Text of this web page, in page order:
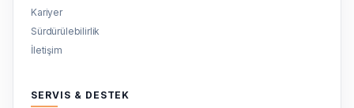
Kariyer
Sürdürülebilirlik
İletişim
SERVIS & DESTEK